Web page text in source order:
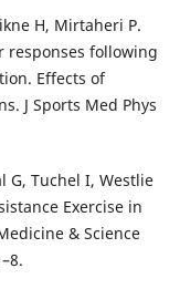
H, Mirtaheri P.
responses following
Effects of
J Sports Med Phys
G, Tuchel I, Westlie
Exercise in
& Science